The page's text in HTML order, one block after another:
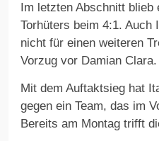
Im letzten Abschnitt
Torhüters beim 4:1. Auch
nicht für einen weiteren
Vorzug vor Damian Clara.
Mit dem Auftaktsieg hat
gegen ein Team, das im
Bereits am Montag trifft